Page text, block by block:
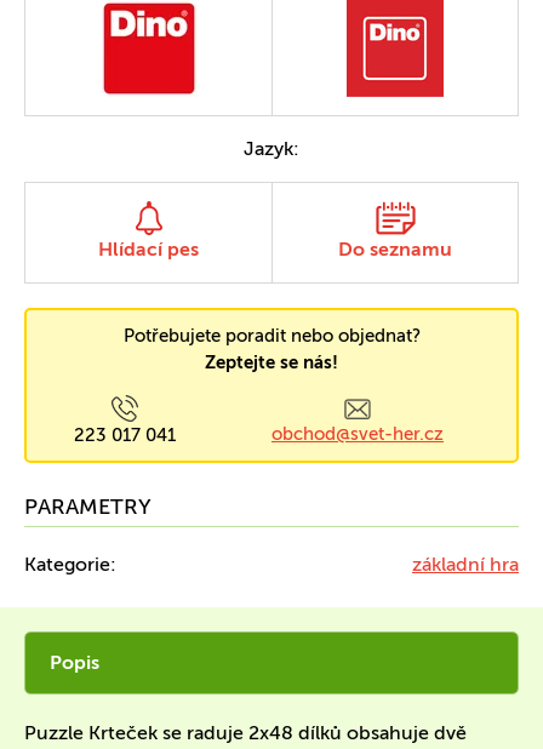
Jazyk:
Hlídací pes Do seznamu
Potřebujete poradit nebo objednat?
Zeptejte se nás!
223 017 041 obchod@svet-her.cz
PARAMETRY
Kategorie: základní hra
Popis
Puzzle Krteček se raduje 2x48 dílků obsahuje dvě